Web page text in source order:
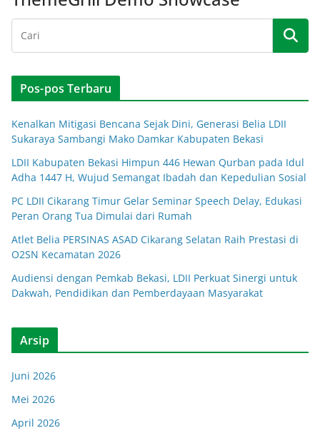
Pos-pos Terbaru
Kenalkan Mitigasi Bencana Sejak Dini, Generasi Belia LDII
Sukaraya Sambangi Mako Damkar Kabupaten Bekasi
LDII Kabupaten Bekasi Himpun 446 Hewan Qurban pada Idul
Adha 1447 H, Wujud Semangat Ibadah dan Kepedulian Sosial
PC LDII Cikarang Timur Gelar Seminar Speech Delay, Edukasi
Peran Orang Tua Dimulai dari Rumah
Atlet Belia PERSINAS ASAD Cikarang Selatan Raih Prestasi di
O2SN Kecamatan 2026
Audiensi dengan Pemkab Bekasi, LDII Perkuat Sinergi untuk
Dakwah, Pendidikan dan Pemberdayaan Masyarakat
Arsip
Juni 2026
Mei 2026
April 2026